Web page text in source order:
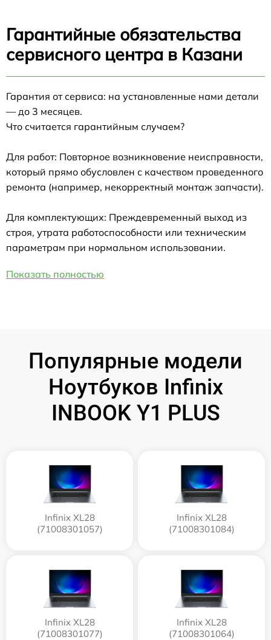
Гарантийные обязательства
сервисного центра в Казани
Гарантия от сервиса: на установленные нами детали
— до 3 месяцев.
Что считается гарантийным случаем?
Для работ: Повторное возникновение неисправности,
который прямо обусловлен с качеством проведенного
ремонта (например, некорректный монтаж запчасти).
Для комплектующих: Преждевременный выход из
строя, утрата работоспособности или техническим
параметрам при нормальном использовании.
Показать полностью
Популярные модели
Ноутбуков Infinix
INBOOK Y1 PLUS
Infinix XL28
(71008301057)
Infinix XL28
(71008301084)
Infinix XL28
(71008301077)
Infinix XL28
(71008301064)